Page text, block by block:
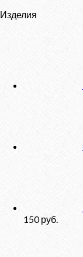
Изделия
150руб.